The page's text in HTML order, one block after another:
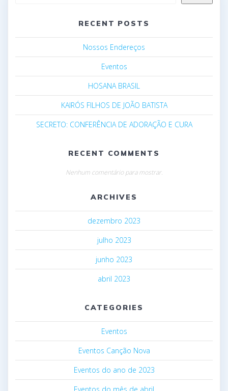
RECENT POSTS
Nossos Endereços
Eventos
HOSANA BRASIL
KAIRÓS FILHOS DE JOÃO BATISTA
SECRETO: CONFERÊNCIA DE ADORAÇÃO E CURA
RECENT COMMENTS
Nenhum comentário para mostrar.
ARCHIVES
dezembro 2023
julho 2023
junho 2023
abril 2023
CATEGORIES
Eventos
Eventos Canção Nova
Eventos do ano de 2023